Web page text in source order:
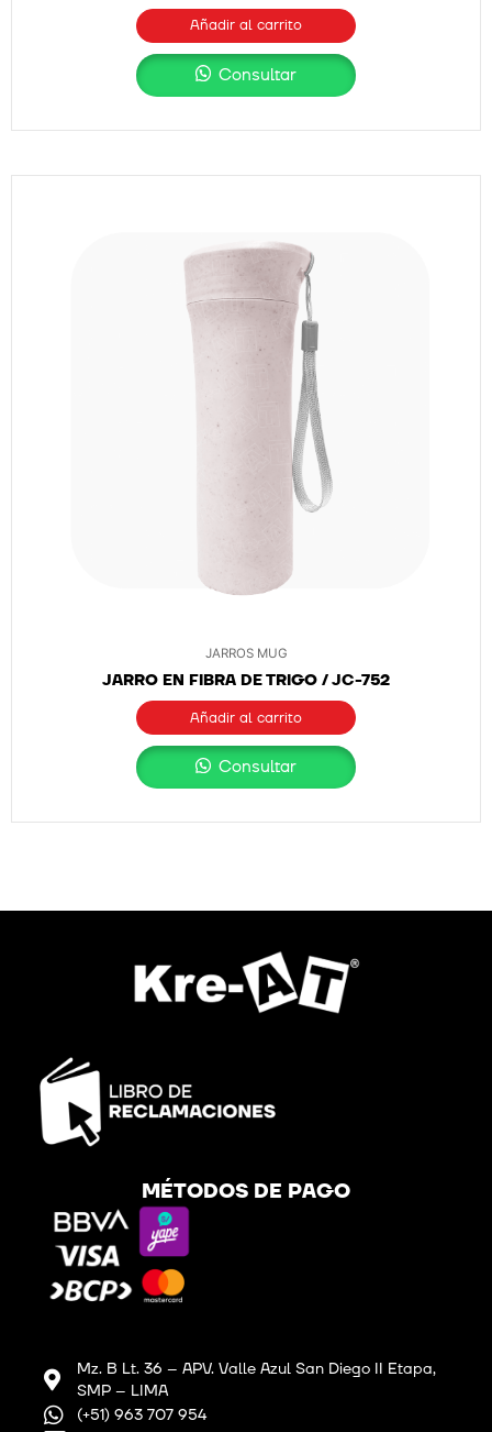
Añadir al carrito
Consultar
JARROS MUG
JARRO EN FIBRA DE TRIGO / JC-752
Añadir al carrito
Consultar
MÉTODOS DE PAGO
Mz. B Lt. 36 – APV. Valle Azul San Diego II Etapa,
SMP – LIMA
(+51) 963 707 954